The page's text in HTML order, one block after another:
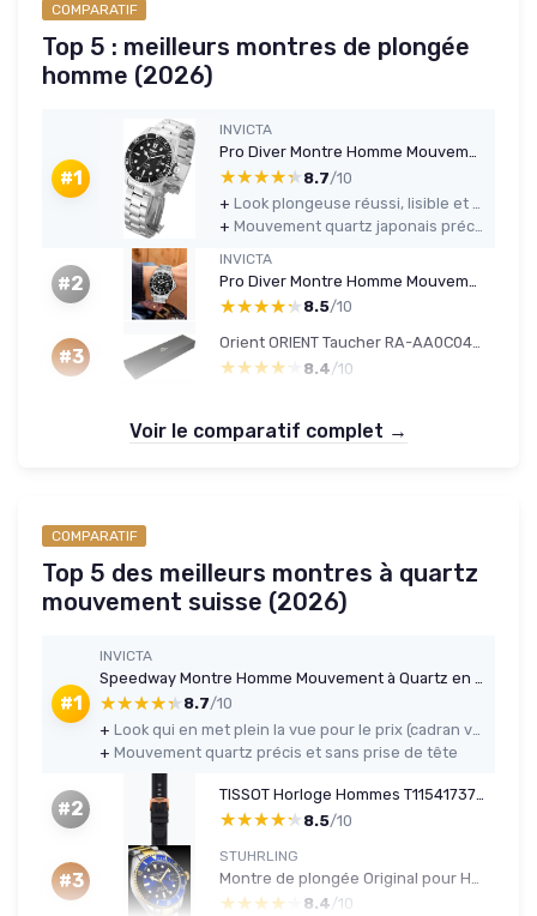
COMPARATIF
Top 5 : meilleurs montres de plongée
homme (2026)
#1
INVICTA
Pro Diver Montre Homme Mouvement à Quartz en Acier Inoxydable - 43mm Argent / Noir
★★★★★
★★★★★ 8.7/10
+
Look plongeuse réussi, lisible et polyvalent (boulot / sortie)
+
Mouvement quartz japonais précis et sans prise de tête
#2
INVICTA
★★★★★
★★★★★ 8.5/10
#3
Orient ORIENT Taucher RA-AA0C04B19B Montre Automatique pour hommes
★★★★★
★★★★★ 8.4/10
Voir le comparatif complet →
COMPARATIF
Top 5 des meilleurs montres à quartz
mouvement suisse (2026)
#1
INVICTA
★★★★★
★★★★★ 8.7/10
+
+ Mouvement quartz précis et sans prise de tête
#2
TISSOT Horloge Hommes T1154173705100
★★★★★
★★★★★ 8.5/10
#3
STUHRLING
★★★★★
★★★★★ 8.4 /10